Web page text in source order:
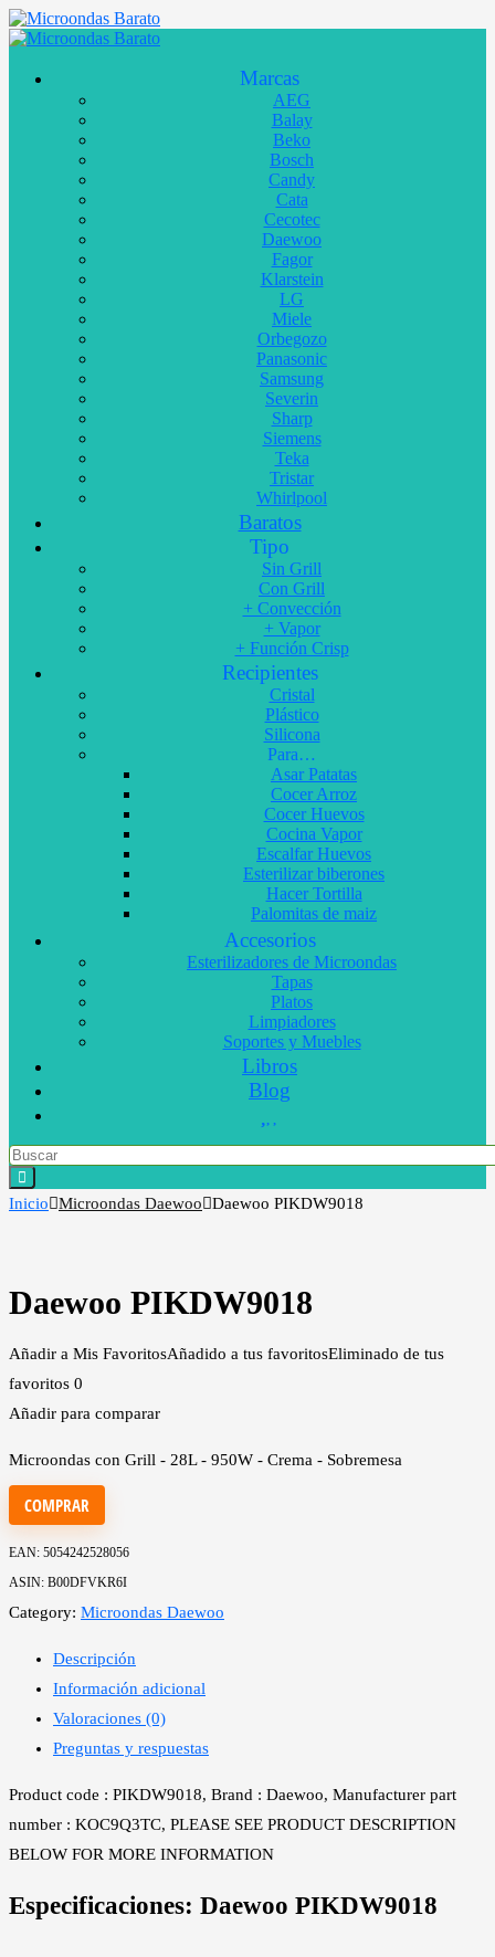
Marcas
AEG
Balay
Beko
Bosch
Candy
Cata
Cecotec
Daewoo
Fagor
Klarstein
LG
Miele
Orbegozo
Panasonic
Samsung
Severin
Sharp
Siemens
Teka
Tristar
Whirlpool
Baratos
Tipo
Sin Grill
Con Grill
+ Convección
+ Vapor
+ Función Crisp
Recipientes
Cristal
Plástico
Silicona
Para…
Asar Patatas
Cocer Arroz
Cocer Huevos
Cocina Vapor
Escalfar Huevos
Esterilizar biberones
Hacer Tortilla
Palomitas de maiz
Accesorios
Esterilizadores de Microondas
Tapas
Platos
Limpiadores
Soportes y Muebles
Libros
Blog
Inicio Microondas Daewoo Daewoo PIKDW9018
Daewoo PIKDW9018
Añadir a Mis FavoritosAñadido a tus favoritosEliminado de tus
favoritos 0
Añadir para comparar
Microondas con Grill - 28L - 950W - Crema - Sobremesa
COMPRAR
EAN: 5054242528056
ASIN: B00DFVKR6I
Category: Microondas Daewoo
Descripción
Información adicional
Valoraciones (0)
Preguntas y respuestas
Product code : PIKDW9018, Brand : Daewoo, Manufacturer part
number : KOC9Q3TC, PLEASE SEE PRODUCT DESCRIPTION
BELOW FOR MORE INFORMATION
Especificaciones: Daewoo PIKDW9018